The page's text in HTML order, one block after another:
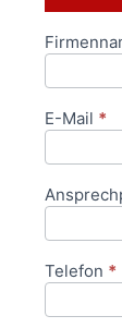
E-Mail *
Telefon *